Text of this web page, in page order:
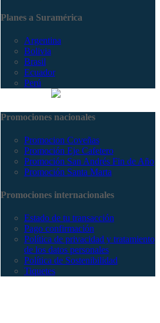
Planes a Suramérica
Argentina
Bolivia
Brasil
Ecuador
Perú
Promociones nacionales
Promocion Coveñas
Promoción Eje Cafetero
Promoción San Andrés Fin de Año
Promoción Santa Marta
Promociones internacionales
Estado de tu transacción
Pago confirmación
Política de privacidad y tratamiento
de los datos personales
Política de Sostenibilidad
Tiquetes